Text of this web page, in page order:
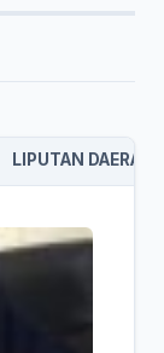
LIPUTAN DAERAH